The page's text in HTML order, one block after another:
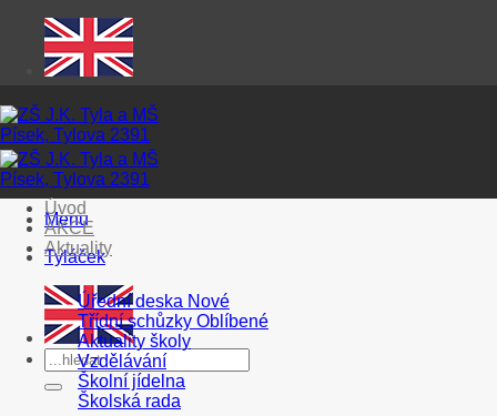
Menu
Tyláček
Úvod
AKCE
Aktuality
Úřední deska
Třídní schůzky
Aktuality školy
Vzdělávání
Školní jídelna
Školská rada